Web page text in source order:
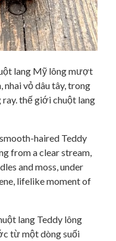
lang Mỹ lông mượt
nhai vỏ dâu tây, trong
thế giới chuột lang
lang Teddy lông
từ một dòng suối